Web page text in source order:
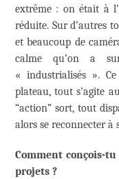
extrême : on était à
réduite. Sur d’autres
et beaucoup de
calme qu’on a
« industrialisés ».
plateau, tout s’agite
“action” sort, tout
alors se reconnecter
Comment conçois-
projets ?